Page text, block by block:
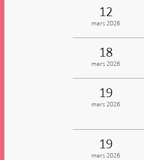
12
mars 2026
18
mars 2026
19
mars 2026
19
mars 2026